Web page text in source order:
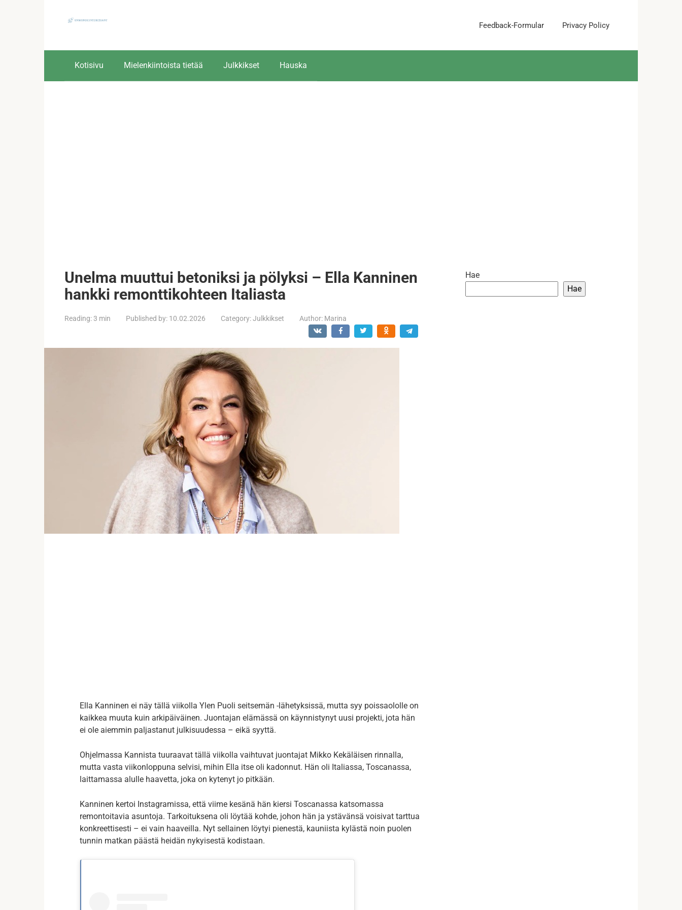
Feedback-Formular Privacy Policy
Kotisivu Mielenkiintoista tietää Julkkikset Hauska
Unelma muuttui betoniksi ja pölyksi – Ella Kanninen
hankki remonttikohteen Italiasta
Reading:3 min Published by: 10.02.2026 Category:Julkkikset Author: Marina
Ella Kanninen ei näy tällä viikolla Ylen Puoli seitsemän -lähetyksissä, mutta syy poissaololle on
kaikkea muuta kuin arkipäiväinen. Juontajan elämässä on käynnistynyt uusi projekti, jota hän
ei ole aiemmin paljastanut julkisuudessa – eikä syyttä.
Ohjelmassa Kannista tuuraavat tällä viikolla vaihtuvat juontajat Mikko Kekäläisen rinnalla,
mutta vasta viikonloppuna selvisi, mihin Ella itse oli kadonnut. Hän oli Italiassa, Toscanassa,
laittamassa alulle haavetta, joka on kytenyt jo pitkään.
Kanninen kertoi Instagramissa, että viime kesänä hän kiersi Toscanassa katsomassa
remontoitavia asuntoja. Tarkoituksena oli löytää kohde, johon hän ja ystävänsä voisivat tarttua
konkreettisesti – ei vain haaveilla. Nyt sellainen löytyi pienestä, kauniista kylästä noin puolen
tunnin matkan päästä heidän nykyisestä kodistaan.
Hae
Hae